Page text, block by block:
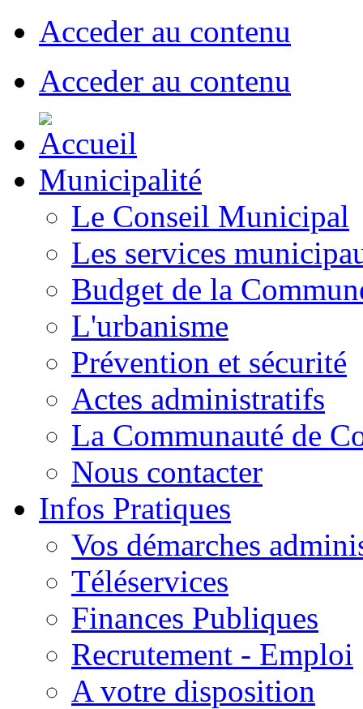
Acceder au contenu
Acceder au contenu
Municipalité
Le Conseil Municipal
Les services
Budget de la
L'urbanisme
Prévention et sécurité
Actes administratifs
La Communauté de
Nous contacter
Infos Pratiques
Vos démarches
Téléservices
Finances Publiques
Recrutement - Emploi
A votre disposition